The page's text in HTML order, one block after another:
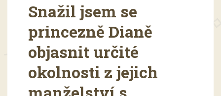
Snažil jsem se
princezně Dianě
objasnit určité
okolnosti z jejich